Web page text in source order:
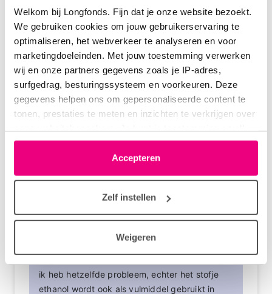
Welkom bij Longfonds. Fijn dat je onze website bezoekt.
We gebruiken cookies om jouw gebruikerservaring te
optimaliseren, het webverkeer te analyseren en voor
marketingdoeleinden. Met jouw toestemming verwerken
wij en onze partners gegevens zoals je IP-adres,
surfgedrag, besturingssysteem en voorkeuren. Deze
gegevens helpen ons om gepersonaliseerde content te
tonen, prestaties te meten en inzichten te verkrijgen over
moment wijzigen of intrekken via het cookie-icoontje
linksonder elke pagina. De lijst met partners is te vinden
in het tabblad “details”.
Accepteren
Zelf instellen
Weigeren
van een medewerkster aldaar, dat ethanol dampen
gevaarlijk zijn. Ze maken daar hun labtafels mee
schoon als ze naar huis gaan.Daarna kom ik binnen,
om de boel schoon te maken. Ik weet wel, dat ik
altijd hoofdpijn heb daar en last van de keel krijg.
Heb copd gold 3.
Login of registreerom te reageren
Herfst611 04-01-2022 om 12:43 uur
ik heb hetzelfde probleem, echter het stofje
ethanol wordt ook als vulmiddel gebruikt in